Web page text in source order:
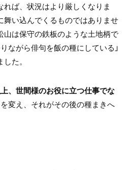
れば、状況はより厳しくなりま
舞い込んでくるものではありませ
山は保守の鉄板のような土地柄で
ながら俳句を飯の種にしている」
た。
、世間様のお役に立つ仕事でな
変え、それがその後の種まきへ